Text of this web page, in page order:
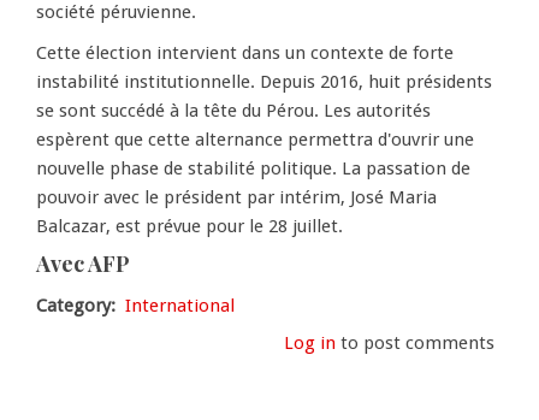
société péruvienne.
Cette élection intervient dans un contexte de forte
instabilité institutionnelle. Depuis 2016, huit présidents
se sont succédé à la tête du Pérou. Les autorités
espèrent que cette alternance permettra d'ouvrir une
nouvelle phase de stabilité politique. La passation de
pouvoir avec le président par intérim, José Maria
Balcazar, est prévue pour le 28 juillet.
Avec AFP
Category
International
Log into post comments